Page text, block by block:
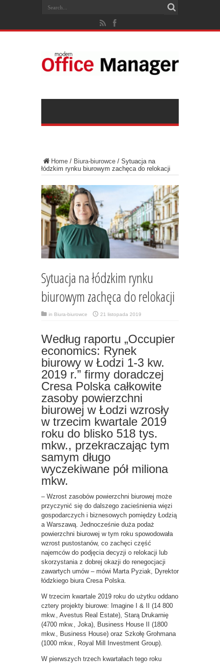
Home / Biura-biurowce / Sytuacja na
łódzkim rynku biurowym zachęca do relokacji
Sytuacja na łódzkim rynku
biurowym zachęca do relokacji
in Biura-biurowce 21 listopada 2019
Według raportu „Occupier
economics: Rynek
biurowy w Łodzi 1-3 kw.
2019 r.” firmy doradczej
Cresa Polska całkowite
zasoby powierzchni
biurowej w Łodzi wzrosły
w trzecim kwartale 2019
roku do blisko 518 tys.
mkw., przekraczając tym
samym długo
wyczekiwane pół miliona
mkw.
– Wzrost zasobów powierzchni biurowej może
przyczynić się do dalszego zacieśnienia więzi
gospodarczych i biznesowych pomiędzy Łodzią
a Warszawą. Jednocześnie duża podaż
powierzchni biurowej w tym roku spowodowała
wzrost pustostanów, co zachęci część
najemców do podjęcia decyzji o relokacji lub
skorzystania z dobrej okazji do renegocjacji
zawartych umów – mówi Marta Pyziak, Dyrektor
łódzkiego biura Cresa Polska.
W trzecim kwartale 2019 roku do użytku oddano
cztery projekty biurowe: Imagine I & II (14 800
mkw., Avestus Real Estate), Starą Drukarnię
(4700 mkw., Joka), Business House II (1800
mkw., Business House) oraz Szkołę Grohmana
(1000 mkw., Royal Mill Investment Group).
W pierwszych trzech kwartałach tego roku